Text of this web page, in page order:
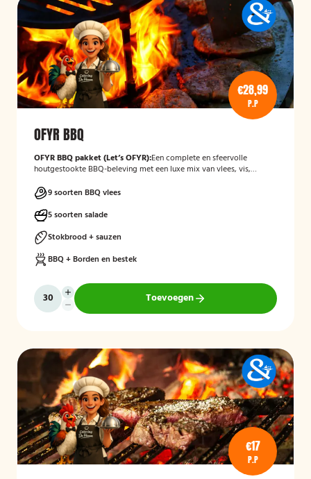
€28,99
P.P
OFYR BBQ
OFYR BBQ pakket (Let’s OFYR):Een complete en sfeervolle
houtgestookte BBQ-beleving met een luxe mix van vlees, vis,
benodigdheden en volledig verzorgd in all-in pakket.
9 soorten BBQ vlees
5 soorten salade
Stokbrood + sauzen
BBQ + Borden en bestek
Toevoegen
€17
P.P